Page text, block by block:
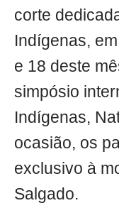
corte
Indígenas,
e 18 deste
simpósio
Indígenas,
ocasião, os
exclusivo à
Salgado.